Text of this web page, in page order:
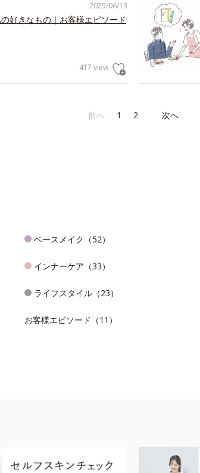
2025/06/13
好きなもの｜お客様エピソード
417 view
前へ 1 2 次へ
ベースメイク（52）
インナーケア（33）
ライフスタイル（23）
お客様エピソード（11）